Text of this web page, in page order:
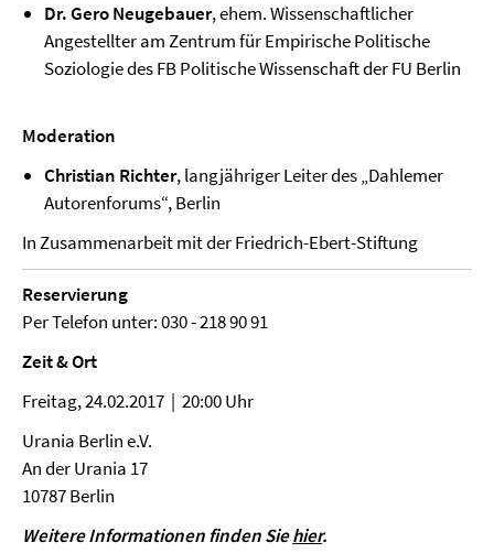
Dr. Gero Neugebauer, ehem. Wissenschaftlicher
Angestellter am Zentrum für Empirische Politische
Soziologie des FB Politische Wissenschaft der FU Berlin
Moderation
Christian Richter, langjähriger Leiter des „Dahlemer
Autorenforums“, Berlin
In Zusammenarbeit mit der Friedrich-Ebert-Stiftung
Reservierung
Per Telefon unter: 030 - 218 90 91
Zeit & Ort
Freitag, 24.02.2017 | 20:00 Uhr
Urania Berlin e.V.
An der Urania 17
10787 Berlin
Weitere Informationen finden Siehier.